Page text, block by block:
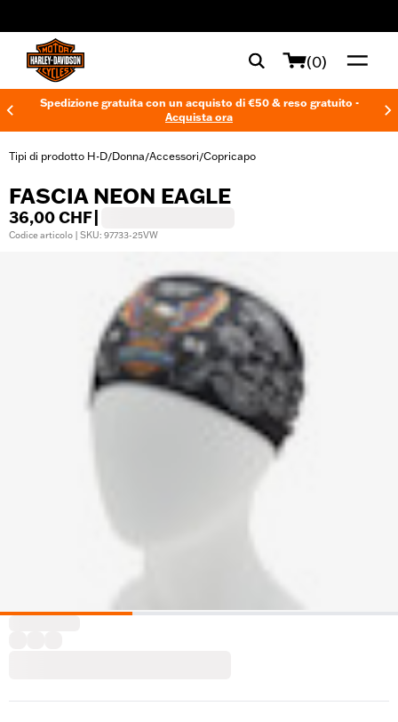
(0)
Spedizione gratuita con un acquisto di €50 & reso gratuito -
Acquista ora
Tipi di prodotto H-D/Donna/Accessori/Copricapo
FASCIA NEON EAGLE
36,00 CHF
Codice articolo | SKU: 97733-25VW